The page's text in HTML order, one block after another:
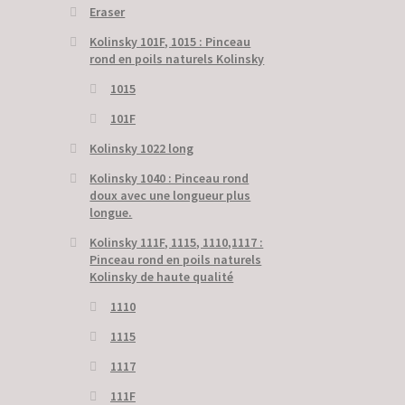
Eraser
Kolinsky 101F, 1015 : Pinceau
rond en poils naturels Kolinsky
1015
101F
Kolinsky 1022 long
Kolinsky 1040 : Pinceau rond
doux avec une longueur plus
longue.
Kolinsky 111F, 1115, 1110,1117 :
Pinceau rond en poils naturels
Kolinsky de haute qualité
1110
1115
1117
111F